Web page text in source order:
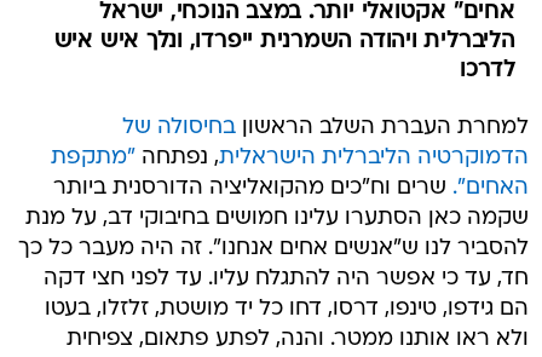
אחים" אקטואלי יותר. במצב הנוכחי, ישראל
הליברלית ויהודה השמרנית ייפרדו, ונלך איש איש
לדרכו
למחרת העברת השלב הראשוןבחיסולה של
הדמוקרטיה הליברלית הישראלית, נפתחה "מתקפת
האחים". שרים וח"כים מהקואליציה הדורסנית ביותר
שקמה כאן הסתערו עלינו חמושים בחיבוקי דב, על מנת
להסביר לנו ש"אנשים אחים אנחנו". זה היה מעבר כל כך
חד, עד כי אפשר היה להתגלח עליו. עד לפני חצי דקה
הם גידפו, טינפו, דרסו, דחו כל יד מושטת, זלזלו, בעטו
ולא ראו אותנו ממטר. והנה, לפתע פתאום, צפיחית